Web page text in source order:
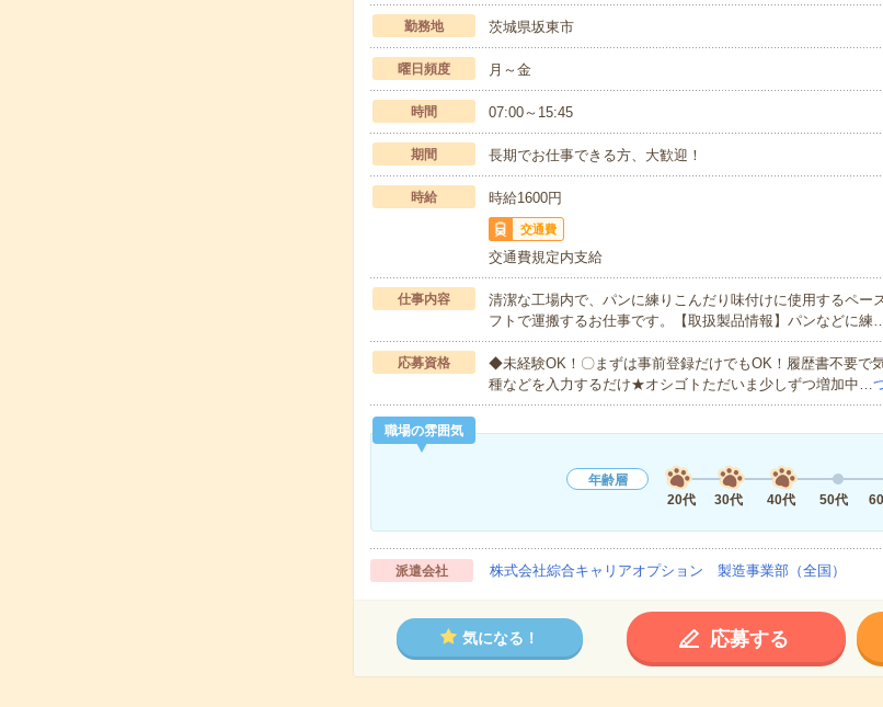
勤務地 茨城県坂東市
曜日頻度 月～金
時間 07:00～15:45
期間 長期でお仕事できる方、大歓迎！
時給 時給1600円
交通費
交通費規定内支給
仕事内容
清潔な工場内で、パンに練りこんだり味付けに使用するペー
フトで運搬するお仕事です。【取扱製品情報】パンなどに練
応募資格
◆未経験OK！〇まずは事前登録だけでもOK！履歴書不要で
種などを入力するだけ★オシゴトただいま少しずつ増加中…
職場の雰囲気
年齢層
20代
30代 40代 50代
派遣会社 株式会社綜合キャリアオプション 製造事業部（全国）
気になる！ 応募する